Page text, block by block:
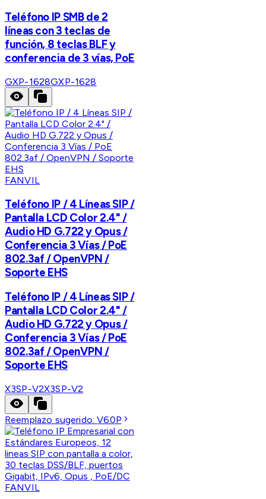
Teléfono IP SMB de 2
líneas con 3 teclas de
función, 8 teclas BLF y
conferencia de 3 vías, PoE
GXP-1628GXP-1628
FANVIL
Teléfono IP / 4 Líneas SIP /
Pantalla LCD Color 2.4" /
Audio HD G.722 y Opus /
Conferencia 3 Vías / PoE
802.3af / OpenVPN /
Soporte EHS
Teléfono IP / 4 Líneas SIP /
Pantalla LCD Color 2.4" /
Audio HD G.722 y Opus /
Conferencia 3 Vías / PoE
802.3af / OpenVPN /
Soporte EHS
X3SP-V2X3SP-V2
Reemplazo sugerido:V60P
FANVIL